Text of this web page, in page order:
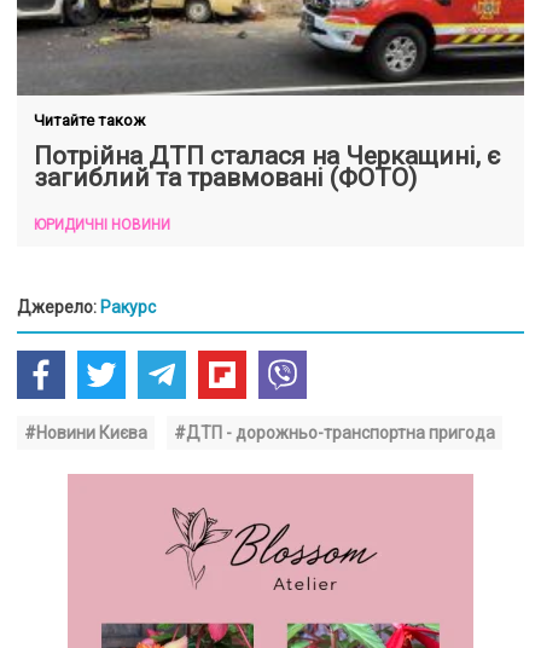
Читайте також
Потрійна ДТП сталася на Черкащині, є
загиблий та травмовані (ФОТО)
ЮРИДИЧНІ НОВИНИ
Джерело: Ракурс
#Новини Києва #ДТП - дорожньо-транспортна пригода